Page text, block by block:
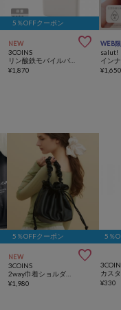
5％OFFクーポン
NEW 
3COINS
リン酸鉄モバイルバッテリー5000mAh
¥1,870
WEB
salut!
¥
5％OFFクーポン
NEW 
3COINS
2way巾着ショルダーバッグ
¥1,980
5％
¥330